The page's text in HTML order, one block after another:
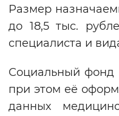
Воспроизвести
Размер
до 18,5 тыс.
специалиста и
Социальный фонд
при этом её
данных